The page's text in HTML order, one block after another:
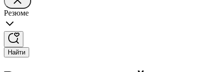
Резюме
Найти